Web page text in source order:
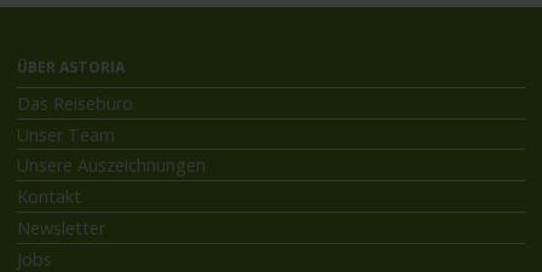
ÜBER ASTORIA
Das Reisebüro
Unser Team
Unsere Auszeichnungen
Kontakt
Newsletter
Jobs